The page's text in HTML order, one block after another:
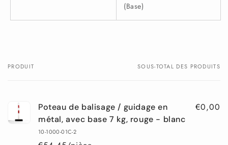
(Base)
Votre
PRODUIT SOUS-TOTAL DES PRODUITS
Poteau de balisage / guidage en
métal, avec base 7 kg, rouge - blanc
10-1000-01C-2
€0,00